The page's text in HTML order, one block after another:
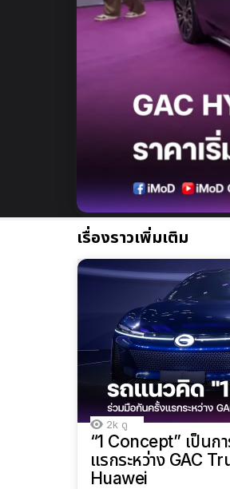
เรื่องราวเพิ่มเติม
2k ดู
“1 Concept” เป็นก
แรกระหว่าง GAC
Huawei